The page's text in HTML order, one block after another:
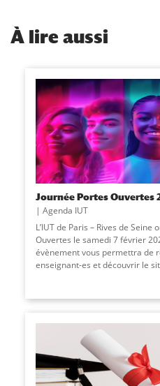
À lire aussi
Journée Portes Ouvertes
Agenda IUT
L’IUT de Paris – Rives de Seine
Ouvertes le samedi 7 février
évènement vous permettra de
enseignant-es et découvrir le